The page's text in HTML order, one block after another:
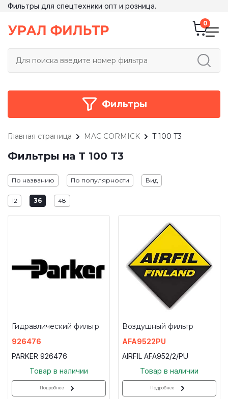
Фильтры для спецтехники опт и розница.
Фильтры
Главная страница MAC CORMICK T 100 T3
Фильтры на T 100 T3
По названию По популярности Вид
12 36 48
Гидравлический фильтр
926476
PARKER 926476
Товар в наличии
Подробнее
Воздушный фильтр
AFA9522PU
AIRFIL AFA952/2/PU
Товар в наличии
Подробнее